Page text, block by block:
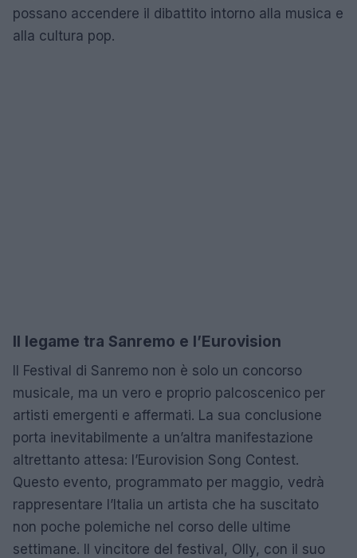
possano accendere il dibattito intorno alla musica e
alla cultura pop.
Il legame tra Sanremo e l’Eurovision
Il Festival di Sanremo non è solo un concorso
musicale, ma un vero e proprio palcoscenico per
artisti emergenti e affermati. La sua conclusione
porta inevitabilmente a un’altra manifestazione
altrettanto attesa: l’Eurovision Song Contest.
Questo evento, programmato per maggio, vedrà
rappresentare l’Italia un artista che ha suscitato
non poche polemiche nel corso delle ultime
settimane. Il vincitore del festival, Olly, con il suo